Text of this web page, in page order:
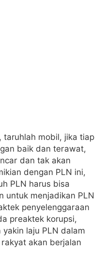
taruhlah mobil, jika tiap
baik dan terawat,
dan tak akan
dengan PLN ini,
PLN harus bisa
untuk menjadikan PLN
penyelenggaraan
preaktek korupsi,
laju PLN dalam
akan berjalan